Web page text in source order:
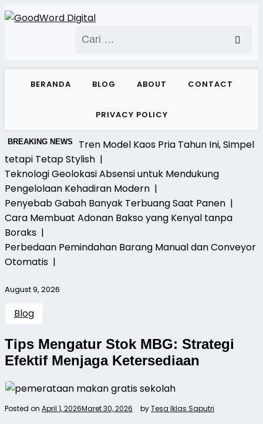
Skip
untuk:
BERANDA BLOG ABOUT CONTACT
PRIVACY POLICY
BREAKING NEWS
Tren Model Kaos Pria Tahun Ini, Simpel
tetapi Tetap Stylish |
Teknologi Geolokasi Absensi untuk Mendukung
Pengelolaan Kehadiran Modern |
Penyebab Gabah Banyak Terbuang Saat Panen |
Cara Membuat Adonan Bakso yang Kenyal tanpa
Boraks |
Perbedaan Pemindahan Barang Manual dan Conveyor
Otomatis |
August 9, 2026
Blog
Tips Mengatur Stok MBG: Strategi
Efektif Menjaga Ketersediaan
Posted on April 1, 2026Maret 30, 2026 byTesa Iklas Saputri